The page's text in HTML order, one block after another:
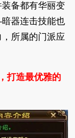
备都有华丽变
器连击技能也
所属的门派应
打造最优雅的